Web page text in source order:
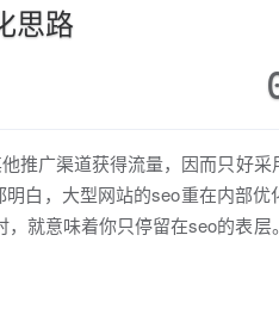
思路
推广渠道获得流量，因而只好采
白，大型网站的seo重在内部优
就意味着你只停留在seo的表层